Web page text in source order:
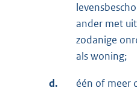
ander met
zodanige
als woning;
d.
één of meer